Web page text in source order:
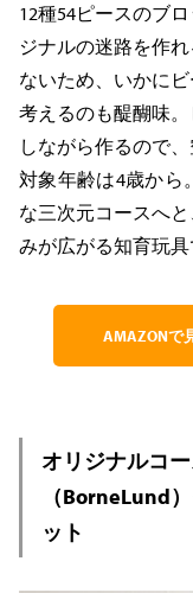
12種54ピースのブ
ジナルの迷路を作
ないため、いかに
考えるのも醍醐味
しながら作るので
対象年齢は4歳から
な三次元コースへ
みが広がる知育玩具
AMAZONで
オリジナルコ
（BorneLund
ット